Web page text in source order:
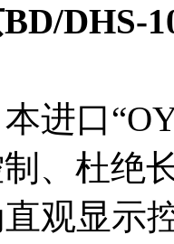
DHS-
进口
、杜绝
观显示